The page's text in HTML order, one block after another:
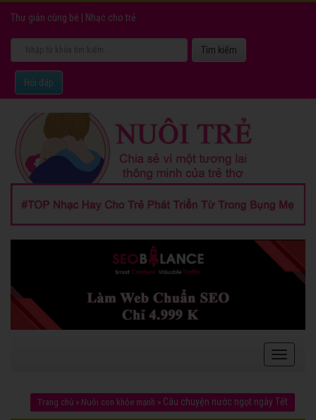
Thư giản cùng bé Nhạc cho trẻ
Hỏi đáp
Trang chủ » Nuôi con khỏe mạnh » Câu chuyện nước ngọt ngày Tết